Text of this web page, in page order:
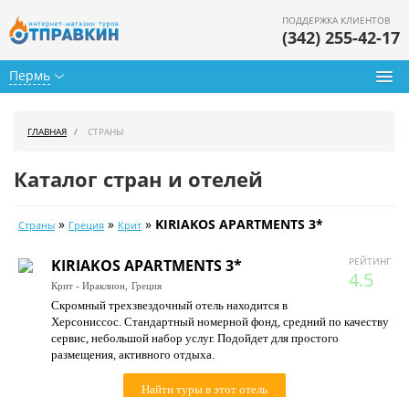
Пермь
ПОДДЕРЖКА КЛИЕНТОВ
(342) 255-42-17
Календарь туров
Цены дня
Страны
Как купить
ГЛАВНАЯ СТРАНЫ
Каталог стран и отелей
Страны » Греция » Крит » KIRIAKOS APARTMENTS 3*
РЕЙТИНГ
4.5
KIRIAKOS APARTMENTS 3*
Крит - Ираклион, Греция
Скромный трехзвездочный отель находится в
Херсониссос. Стандартный номерной фонд, средний по качеству
сервис, небольшой набор услуг. Подойдет для простого
размещения, активного отдыха.
Найти туры в этот отель